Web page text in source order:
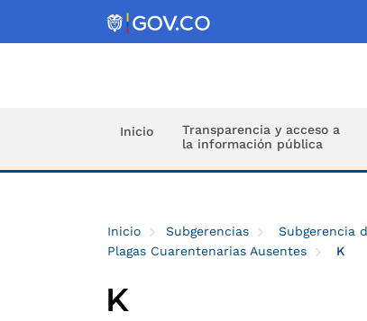
Inicio
Transparencia y acceso a
la información pública
Inicio Subgerencias Subgerencia
Plagas Cuarentenarias Ausentes
K
K